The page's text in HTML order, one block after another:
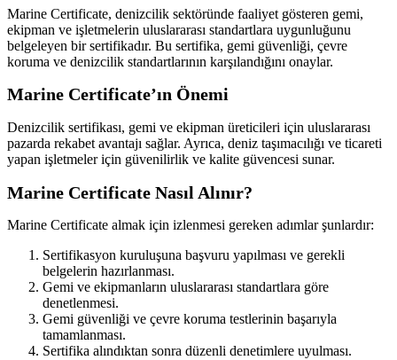
Marine Certificate, denizcilik sektöründe faaliyet gösteren gemi,
ekipman ve işletmelerin uluslararası standartlara uygunluğunu
belgeleyen bir sertifikadır. Bu sertifika, gemi güvenliği, çevre
koruma ve denizcilik standartlarının karşılandığını onaylar.
Marine Certificate’ın Önemi
Denizcilik sertifikası, gemi ve ekipman üreticileri için uluslararası
pazarda rekabet avantajı sağlar. Ayrıca, deniz taşımacılığı ve ticareti
yapan işletmeler için güvenilirlik ve kalite güvencesi sunar.
Marine Certificate Nasıl Alınır?
Marine Certificate almak için izlenmesi gereken adımlar şunlardır:
Sertifikasyon kuruluşuna başvuru yapılması ve gerekli
belgelerin hazırlanması.
Gemi ve ekipmanların uluslararası standartlara göre
denetlenmesi.
Gemi güvenliği ve çevre koruma testlerinin başarıyla
tamamlanması.
Sertifika alındıktan sonra düzenli denetimlere uyulması.